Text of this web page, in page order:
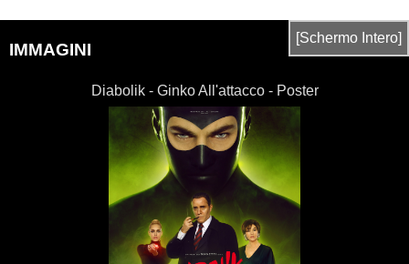
IMMAGINI
[Schermo Intero]
Diabolik - Ginko All'attacco - Poster